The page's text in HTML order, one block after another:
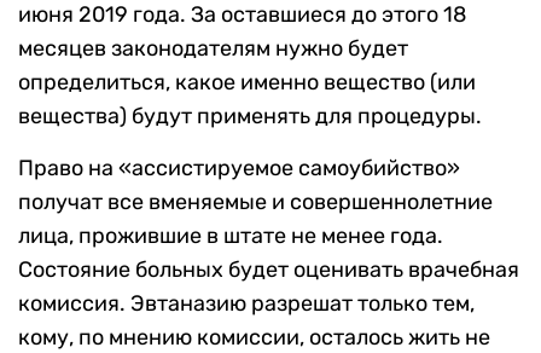
июня 2019 года. За оставшиеся до этого 18
месяцев законодателям нужно будет
определиться, какое именно вещество (или
вещества) будут применять для процедуры.
Право на «ассистируемое самоубийство»
получат все вменяемые и совершеннолетние
лица, прожившие в штате не менее года.
Состояние больных будет оценивать врачебная
комиссия. Эвтаназию разрешат только тем,
кому, по мнению комиссии, осталось жить не